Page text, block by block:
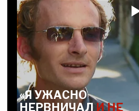
«Я УЖАСНО
НЕРВНИЧАЛ И НЕ